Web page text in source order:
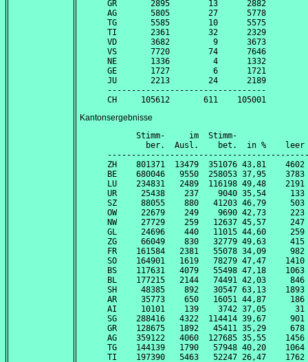
GR       2895        13      2882
AG       5805        27      5778
TG       5585        10      5575
TI       2361        32      2329
VD       3682         9      3673
VS       7720        74      7646
NE       1336         4      1332
GE       1727         6      1721
JU       2213        24      2189
---------------------------------
Kantonsergebnisse
Stimm-     im  Stimm-
ber.  Ausl.    bet.  in %
ZH    801371  13479  351076 43,81
BE    680046   9550  258053 37,95
LU    234831   2489  116198 49,48
UR     25438    237    9040 35,54
SZ     88055    880   41203 46,79
OW     22679    249    9690 42,73
NW     27729    259   12637 45,57
GL     24696    440   11015 44,60
ZG     66049    830   32779 49,63
FR    161584   2381   55078 34,09
SO    164901   1619   78279 47,47
BS    117631   4079   55498 47,18
BL    177215   2144   74491 42,03
SH     48385    892   30547 63,13
AR     35773    650   16051 44,87
AI     10101    139    3742 37,05
SG    288416   4322  114414 39,67
GR    128675   1892   45411 35,29
AG    359122   4060  127685 35,55
TG    144139   1790   57948 40,20
TI    197390   5463   52247 26,47